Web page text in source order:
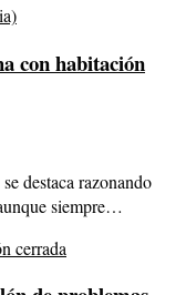
con habitación
destaca razonando
siempre…